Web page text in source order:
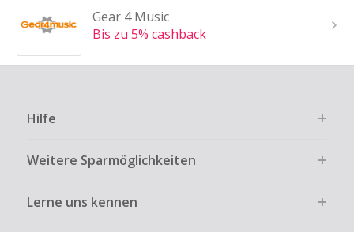
Gear 4 Music
Bis zu 5% cashback
Hilfe
Weitere Sparmöglichkeiten
Lerne uns kennen